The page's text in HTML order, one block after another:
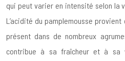
qui peut varier en intensité selon la
L’acidité du pamplemousse
présent dans de nombreux
contribue à sa fraîcheur et à sa